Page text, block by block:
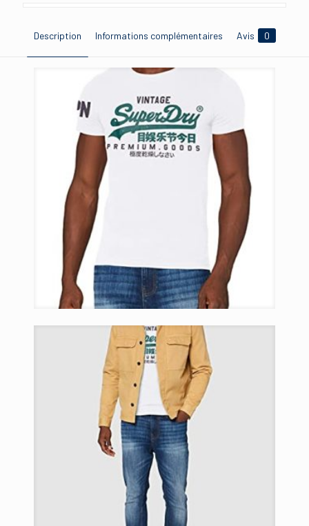
Description Informations complémentaires Avis 0